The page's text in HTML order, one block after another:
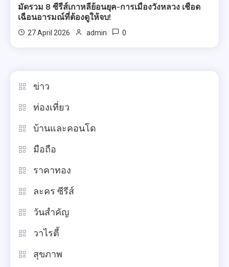
มัดรวม 8 ซีรีส์เกาหลีย้อนยุค-การเมืองวังหลวง เชือด
เฉือนอารมณ์ที่ต้องดูให้จบ!
27 April 2026 admin 0
ข่าว
ท่องเที่ยว
บ้านและคอนโด
มือถือ
ราคาทอง
ละคร ซีรีส์
วันสำคัญ
วาไรตี้
สุขภาพ